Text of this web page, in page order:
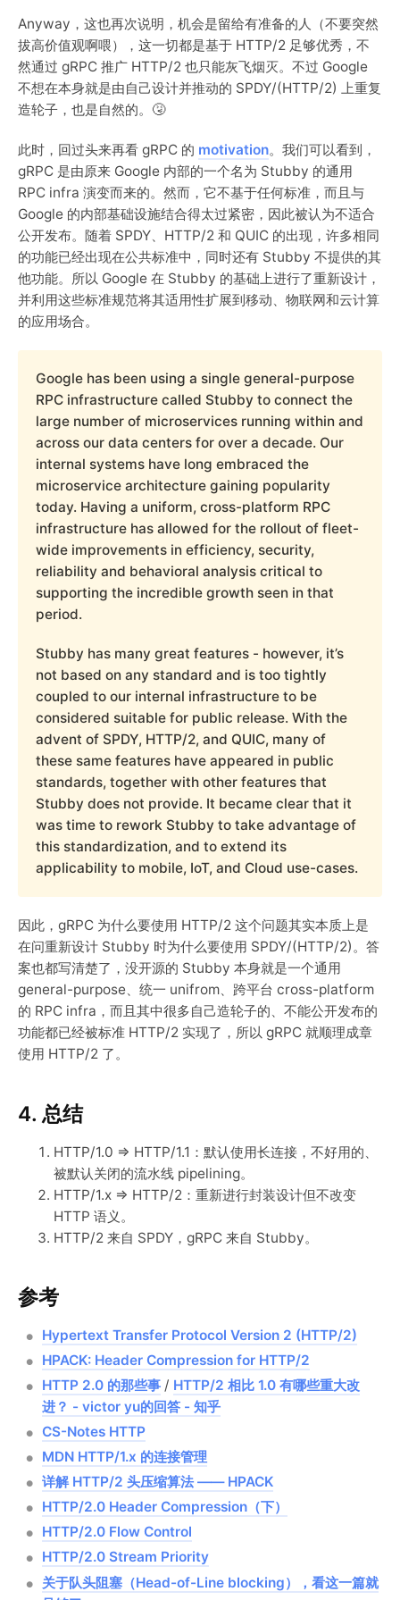
Anyway，这也再次说明，机会是留给有准备的人（不要突然
拔高价值观啊喂），这一切都是基于 HTTP/2 足够优秀，不
然通过 gRPC 推广 HTTP/2 也只能灰飞烟灭。不过 Google
不想在本身就是由自己设计并推动的 SPDY/(HTTP/2) 上重复
造轮子，也是自然的。🤧
此时，回过头来再看 gRPC 的 motivation。我们可以看到，
gRPC 是由原来 Google 内部的一个名为 Stubby 的通用
RPC infra 演变而来的。然而，它不基于任何标准，而且与
Google 的内部基础设施结合得太过紧密，因此被认为不适合
公开发布。随着 SPDY、HTTP/2 和 QUIC 的出现，许多相同
的功能已经出现在公共标准中，同时还有 Stubby 不提供的其
他功能。所以 Google 在 Stubby 的基础上进行了重新设计，
并利用这些标准规范将其适用性扩展到移动、物联网和云计算
的应用场合。
Google has been using a single general-purpose
RPC infrastructure called Stubby to connect the
large number of microservices running within and
across our data centers for over a decade. Our
internal systems have long embraced the
microservice architecture gaining popularity
today. Having a uniform, cross-platform RPC
infrastructure has allowed for the rollout of fleet-
wide improvements in efficiency, security,
reliability and behavioral analysis critical to
supporting the incredible growth seen in that
period.
Stubby has many great features - however, it’s
not based on any standard and is too tightly
coupled to our internal infrastructure to be
considered suitable for public release. With the
advent of SPDY, HTTP/2, and QUIC, many of
these same features have appeared in public
standards, together with other features that
Stubby does not provide. It became clear that it
was time to rework Stubby to take advantage of
this standardization, and to extend its
applicability to mobile, IoT, and Cloud use-cases.
因此，gRPC 为什么要使用 HTTP/2 这个问题其实本质上是
在问重新设计 Stubby 时为什么要使用 SPDY/(HTTP/2)。答
案也都写清楚了，没开源的 Stubby 本身就是一个通用
general-purpose、统一 unifrom、跨平台 cross-platform
的 RPC infra，而且其中很多自己造轮子的、不能公开发布的
功能都已经被标准 HTTP/2 实现了，所以 gRPC 就顺理成章
使用 HTTP/2 了。
4. 总结
HTTP/1.0 => HTTP/1.1：默认使用长连接，不好用的、
被默认关闭的流水线 pipelining。
HTTP/1.x => HTTP/2：重新进行封装设计但不改变
HTTP 语义。
HTTP/2 来自 SPDY，gRPC 来自 Stubby。
参考
Hypertext Transfer Protocol Version 2 (HTTP/2)
HPACK: Header Compression for HTTP/2
HTTP 2.0 的那些事 / HTTP/2 相比 1.0 有哪些重大改
进？ - victor yu的回答 - 知乎
CS-Notes HTTP
MDN HTTP/1.x 的连接管理
详解 HTTP/2 头压缩算法 —— HPACK
HTTP/2.0 Header Compression（下）
HTTP/2.0 Flow Control
HTTP/2.0 Stream Priority
关于队头阻塞（Head-of-Line blocking），看这一篇就